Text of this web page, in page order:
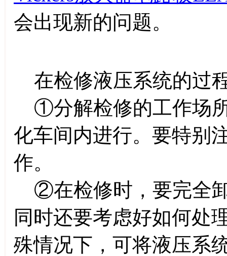
会出现新的问题。
在检修液压系统的过
①分解检修的工作场
化车间内进行。要特别
作。
②在检修时，要完全
同时还要考虑好如何处
殊情况下，可将液压系